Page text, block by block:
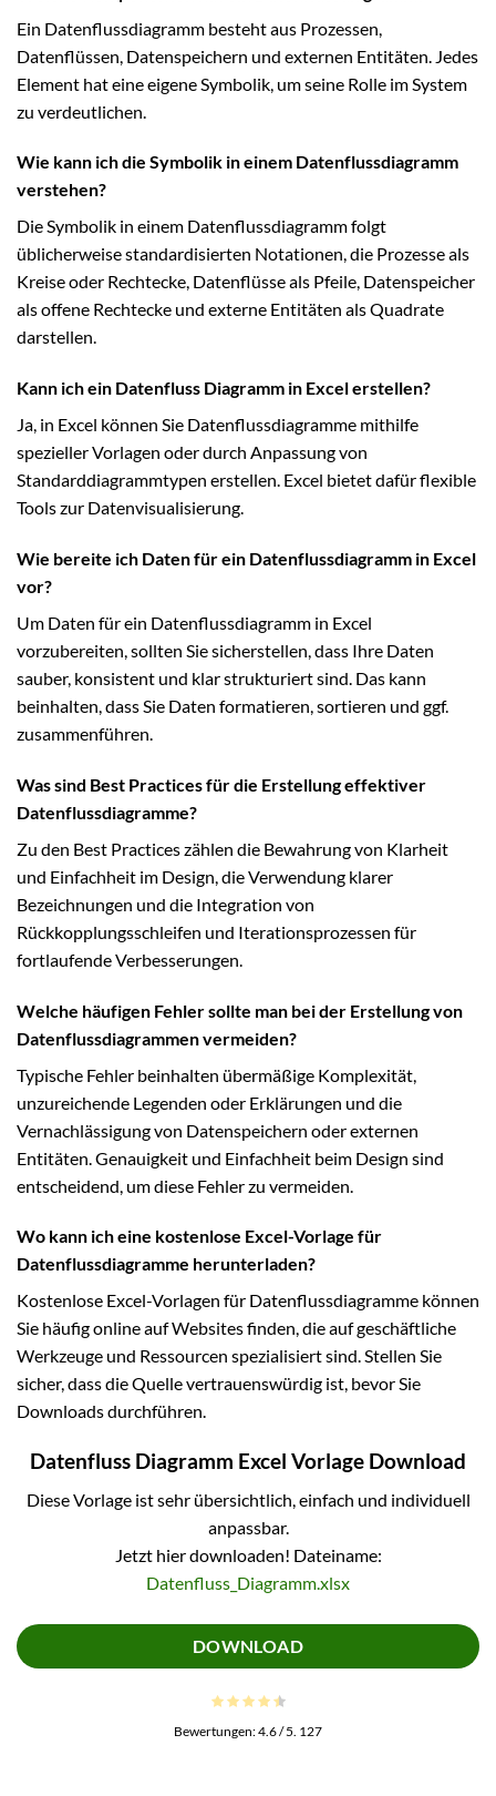
Ein Datenflussdiagramm besteht aus Prozessen,
Datenflüssen, Datenspeichern und externen Entitäten. Jedes
Element hat eine eigene Symbolik, um seine Rolle im System
zu verdeutlichen.
Wie kann ich die Symbolik in einem Datenflussdiagramm
verstehen?
Die Symbolik in einem Datenflussdiagramm folgt
üblicherweise standardisierten Notationen, die Prozesse als
Kreise oder Rechtecke, Datenflüsse als Pfeile, Datenspeicher
als offene Rechtecke und externe Entitäten als Quadrate
darstellen.
Kann ich ein Datenfluss Diagramm in Excel erstellen?
Ja, in Excel können Sie Datenflussdiagramme mithilfe
spezieller Vorlagen oder durch Anpassung von
Standarddiagrammtypen erstellen. Excel bietet dafür flexible
Tools zur Datenvisualisierung.
Wie bereite ich Daten für ein Datenflussdiagramm in Excel
vor?
Um Daten für ein Datenflussdiagramm in Excel
vorzubereiten, sollten Sie sicherstellen, dass Ihre Daten
sauber, konsistent und klar strukturiert sind. Das kann
beinhalten, dass Sie Daten formatieren, sortieren und ggf.
zusammenführen.
Was sind Best Practices für die Erstellung effektiver
Datenflussdiagramme?
Zu den Best Practices zählen die Bewahrung von Klarheit
und Einfachheit im Design, die Verwendung klarer
Bezeichnungen und die Integration von
Rückkopplungsschleifen und Iterationsprozessen für
fortlaufende Verbesserungen.
Welche häufigen Fehler sollte man bei der Erstellung von
Datenflussdiagrammen vermeiden?
Typische Fehler beinhalten übermäßige Komplexität,
unzureichende Legenden oder Erklärungen und die
Vernachlässigung von Datenspeichern oder externen
Entitäten. Genauigkeit und Einfachheit beim Design sind
entscheidend, um diese Fehler zu vermeiden.
Wo kann ich eine kostenlose Excel-Vorlage für
Datenflussdiagramme herunterladen?
Kostenlose Excel-Vorlagen für Datenflussdiagramme können
Sie häufig online auf Websites finden, die auf geschäftliche
Werkzeuge und Ressourcen spezialisiert sind. Stellen Sie
sicher, dass die Quelle vertrauenswürdig ist, bevor Sie
Downloads durchführen.
Datenfluss Diagramm Excel Vorlage Download
Diese Vorlage ist sehr übersichtlich, einfach und individuell
anpassbar.
Jetzt hier downloaden! Dateiname:
Datenfluss_Diagramm.xlsx
DOWNLOAD
Bewertungen:4.6/ 5. 127